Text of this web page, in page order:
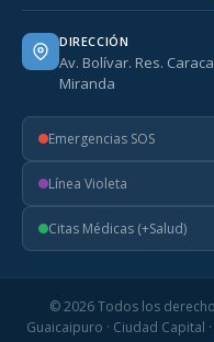
DIRECCIÓN
Av. Bolívar. Res.
Miranda
Emergencias SOS
Línea Violeta
Citas Médicas (+Salud)
© 2026 Todos los
Guaicaipuro · Ciudad